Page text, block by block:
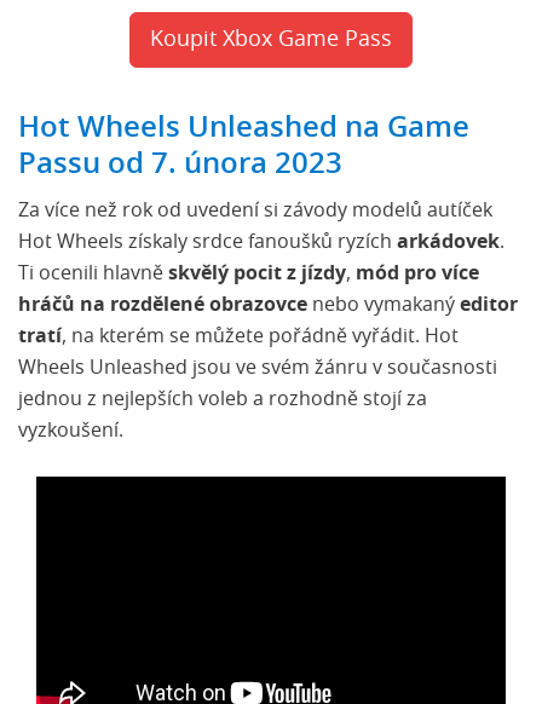
Koupit Xbox Game Pass
Hot Wheels Unleashed na Game
Passu od 7. února 2023
Za více než rok od uvedení si závody modelů autíček
Hot Wheels získaly srdce fanoušků ryzích arkádovek.
Ti ocenili hlavně skvělý pocit z jízdy, mód pro více
hráčů na rozdělené obrazovce nebo vymakaný editor
tratí, na kterém se můžete pořádně vyřádit. Hot
Wheels Unleashed jsou ve svém žánru v současnosti
jednou z nejlepších voleb a rozhodně stojí za
vyzkoušení.